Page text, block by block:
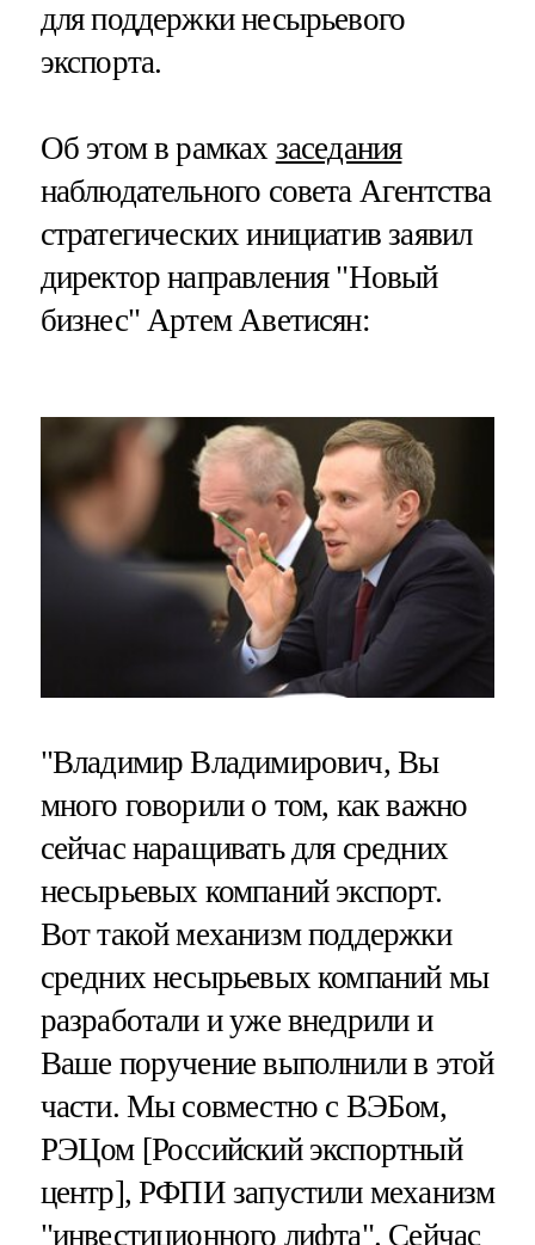
для поддержки несырьевого
экспорта.
Об этом в рамках заседания
наблюдательного совета Агентства
стратегических инициатив заявил
директор направления "Новый
бизнес" Артем Аветисян:
"Владимир Владимирович, Вы
много говорили о том, как важно
сейчас наращивать для средних
несырьевых компаний экспорт.
Вот такой механизм поддержки
средних несырьевых компаний мы
разработали и уже внедрили и
Ваше поручение выполнили в этой
части. Мы совместно с ВЭБом,
РЭЦом [Российский экспортный
центр], РФПИ запустили механизм
"инвестиционного лифта". Сейчас